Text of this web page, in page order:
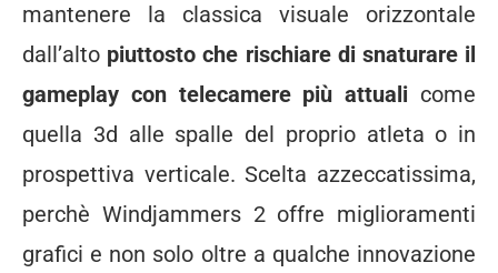
mantenere la classica visuale orizzontale
dall’alto piuttosto che rischiare di snaturare il
gameplay con telecamere più attuali come
quella 3d alle spalle del proprio atleta o in
prospettiva verticale. Scelta azzeccatissima,
perchè Windjammers 2 offre miglioramenti
grafici e non solo oltre a qualche innovazione